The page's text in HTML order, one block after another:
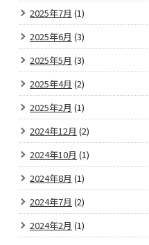
2025年7月 (1)
2025年6月 (3)
2025年5月 (3)
2025年4月 (2)
2025年2月 (1)
2024年12月 (2)
2024年10月 (1)
2024年8月 (1)
2024年7月 (2)
2024年2月 (1)